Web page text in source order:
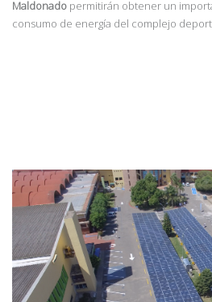
Maldonado permitirán obtener un
consumo de energía del complejo